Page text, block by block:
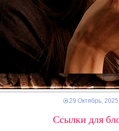
29 Октябрь, 2025
Ссылки для